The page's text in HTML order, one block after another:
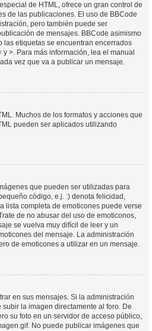
de HTML, ofrece un gran control de
de las publicaciones. El uso de BBCode
pero también puede ser
de mensajes. BBCode asimismo
las etiquetas se encuentran encerrados
>. Para más información, lea el manual
vez que va a publicar un mensaje.
Muchos de los formatos y acciones que
pueden ser aplicados utilizando
que pueden ser utilizadas para
código, e.j. :) denota felicidad,
lista completa de emoticones puede verse
de no abusar del uso de emoticonos,
se vuelva muy difícil de leer y un
del mensaje. La administración
de emoticones a utilizar en un mensaje.
en sus mensajes. Si la administración
la imagen directamente al foro. De
su foto en un servidor de acceso público,
No puede publicar imágenes que